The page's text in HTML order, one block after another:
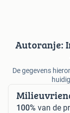
Autoranje:
De gegevens
100% van de